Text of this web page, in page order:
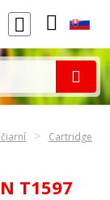
Cartridge
T1597